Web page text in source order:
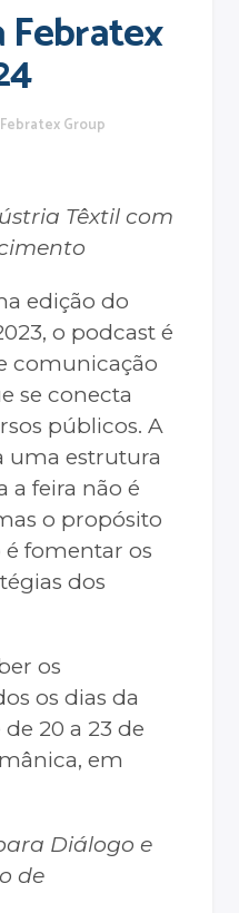
Febratex
Febratex Group
Têxtil com
edição do
o podcast é
comunicação
se conecta
públicos. A
uma estrutura
a feira não é
o propósito
fomentar os
dos
os
os dias da
20 a 23 de
em
Diálogo e
de